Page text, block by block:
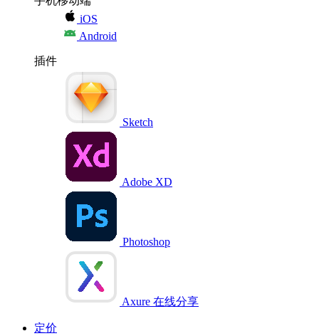
iOS
Android
插件
Sketch
Adobe XD
Photoshop
Axure 在线分享
定价